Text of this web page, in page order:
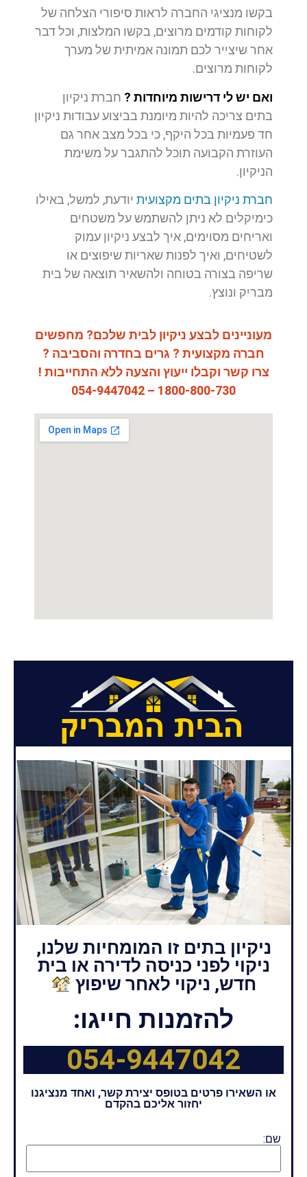
בקשו מנציגי החברה לראות סיפורי הצלחה של
לקוחות קודמים מרוצים, בקשו המלצות, וכל דבר
אחר שיצייר לכם תמונה אמיתית של מערך
לקוחות מרוצים.
ואם יש לי דרישות מיוחדות ? חברת ניקיון
בתים צריכה להיות מיומנת בביצוע עבודות ניקיון
חד פעמיות בכל היקף, כי בכל מצב אחר גם
העוזרת הקבועה תוכל להתגבר על משימת
הניקיון.
חברת ניקיון בתים מקצועית יודעת, למשל, באילו
כימיקלים לא ניתן להשתמש על משטחים
ואריחים מסוימים, איך לבצע ניקיון עמוק
לשטיחים, ואיך לפנות שאריות שיפוצים או
שריפה בצורה בטוחה ולהשאיר תוצאה של בית
מבריק ונוצץ.
מעוניינים לבצע ניקיון לבית שלכם? מחפשים
חברה מקצועית ? גרים בחדרה והסביבה ?
צרו קשר וקבלו ייעוץ והצעה ללא התחייבות !
1800-800-730 – 054-9447042
ניקיון בתים זו המומחיות שלנו,
ניקוי לפני כניסה לדירה או בית
חדש, ניקוי לאחר שיפוץ
להזמנות חייגו:
054-9447042
או השאירו פרטים בטופס יצירת קשר, ואחד מנציגנו
יחזור אליכם בהקדם
שם: